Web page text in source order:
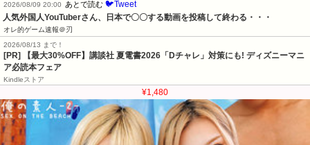
2026/08/09 20:00
あとで読む 🐦Tweet
人気外国人YouTuberさん、日本で〇〇する動画を投稿して終わる・・・
オレ的ゲーム速報＠刃
2026/08/13 まで！
[PR] 【最大30%OFF】講談社 夏電書2026「Dチャレ」対策にも! ディズニーマニ
ア必読本フェア
Kindleストア
¥1,480